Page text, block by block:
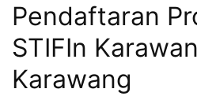
Pendaftaran
STIFIn
Karawang